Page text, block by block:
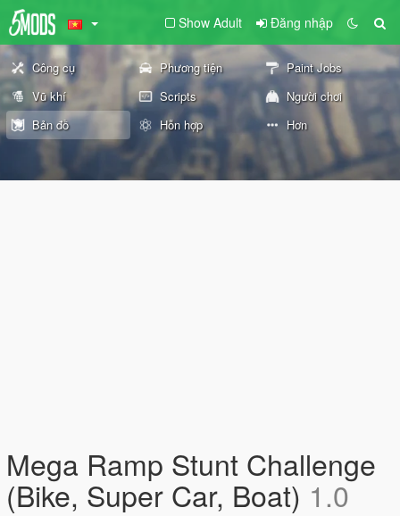
Show Adult Đăng nhập
Công cụ Phương tiện
Paint Jobs
Vũ khí
Scripts
Người chơi
Bản đồ
Hỗn hợp Hơn
Mega Ramp Stunt Challenge
(Bike, Super Car, Boat) 1.0